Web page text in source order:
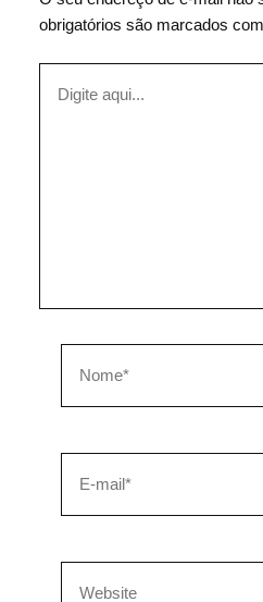
obrigatórios são marcados com